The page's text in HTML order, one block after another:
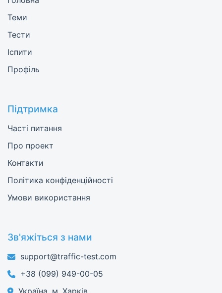
Теми
Тести
Іспити
Профіль
Підтримка
Часті питання
Про проект
Контакти
Політика конфіденційності
Умови використання
Зв'яжіться з нами
support@traffic-test.com
+38 (099) 949-00-05
Україна, м. Харків